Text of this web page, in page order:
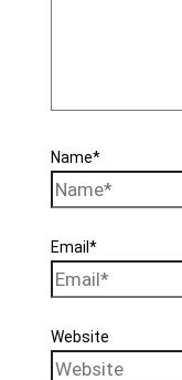
Name*
Email*
Website